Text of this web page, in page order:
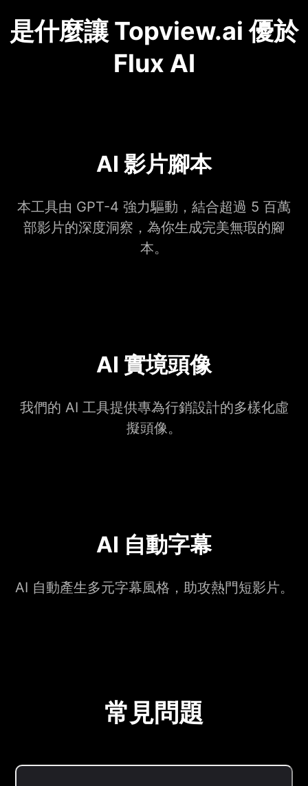
是什麼讓 Topview.ai 優於
Flux AI
AI 影片腳本
本工具由 GPT-4 強力驅動，結合超過 5 百萬
部影片的深度洞察，為你生成完美無瑕的腳
本。
AI 實境頭像
我們的 AI 工具提供專為行銷設計的多樣化虛
擬頭像。
AI 自動字幕
AI 自動產生多元字幕風格，助攻熱門短影片。
常見問題